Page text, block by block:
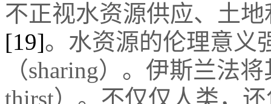
不正视水资源供应、土
[19]。水资源的伦理意义
（sharing）。伊斯兰法
thirst）。不仅仅人类，